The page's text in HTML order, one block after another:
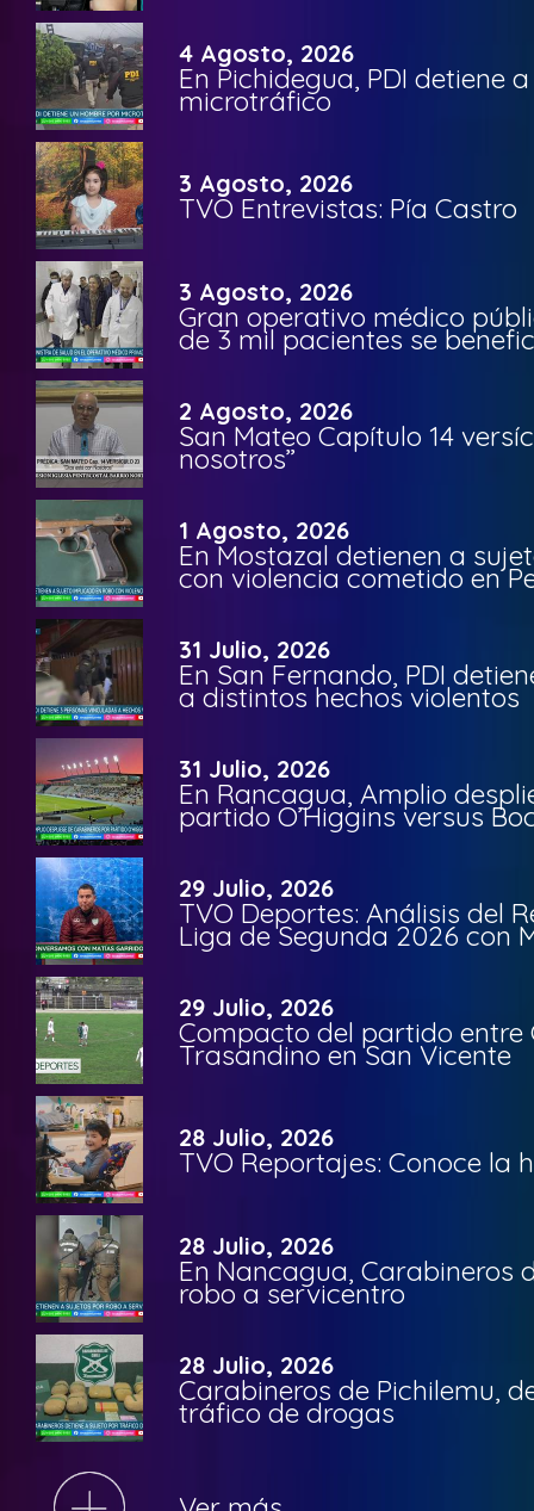
4 Agosto, 2026
En Pichidegua, PDI detiene
microtráfico
3 Agosto, 2026
TVO Entrevistas: Pía Castro
3 Agosto, 2026
Gran operativo médico
de 3 mil pacientes se
2 Agosto, 2026
San Mateo Capítulo 14
nosotros”
1 Agosto, 2026
En Mostazal detienen a
con violencia cometido en
31 Julio, 2026
En San Fernando, PDI
a distintos hechos violentos
31 Julio, 2026
En Rancagua, Amplio
partido O’Higgins versus
29 Julio, 2026
TVO Deportes: Análisis del
Liga de Segunda 2026 con
29 Julio, 2026
Compacto del partido entre
Trasandino en San Vicente
28 Julio, 2026
TVO Reportajes: Conoce la
28 Julio, 2026
En Nancagua, Carabineros
robo a servicentro
28 Julio, 2026
Carabineros de Pichilemu,
tráfico de drogas